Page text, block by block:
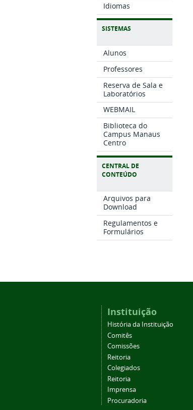
Idiomas
SISTEMAS
Alunos
Professores
Reserva de Sala e
Laboratórios
WEBMAIL
Biblioteca do
Campus Manaus
Centro
CENTRAL DE
CONTEÚDO
Arquivos para
Download
Regulamentos e
Formulários
Instituição
História da Instituição
Comitês
Comissões
Reitoria
Colegiados
Reitoria
Imprensa
Procuradoria